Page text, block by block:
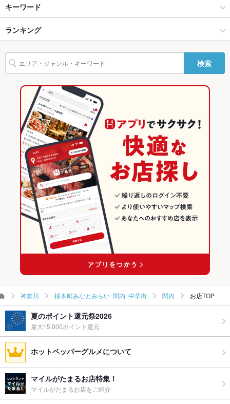
バリアフリ
ー
駐車場
その他設備
その他
なし
食べ放題 なし
焼酎充実、日本酒充実
お子様連れ お子様連れOK
ウェディン
グパーティ
ー二次会
－
－
桜木町みなとみらい･関内･中華街 × 和食
桜木町みなとみらい･関内･中華街 × 焼き鳥・鶏料理
関内駅 × 和食
関内駅 × 焼き鳥・鶏料理
関内 × 和食
関内 × 焼き鳥・鶏料理
神奈川
神奈川 × 和食
神奈川 × 焼き鳥・鶏料理
関内駅
日本大通り駅
キーワード
手羽先 からあげ
ランキング
神奈川のグルメランキング
神奈川の和食ランキング
神奈川の焼き鳥・鶏料理ランキング
桜木町みなとみらい･関内･中華街のグルメランキング
桜木町みなとみらい･関内･中華街の和食ランキング
桜木町みなとみらい･関内･中華街の焼き鳥・鶏料理ランキング
関内のグルメランキング
関内の和食ランキング
関内の焼き鳥・鶏料理ランキング
検索
神奈川 桜木町みなとみらい･関内･中華街 関内 お店TOP
夏のポイント還元祭2026
最大15,000ポイント還元
ホットペッパーグルメについて
マイルがたまるお店特集！
マイルがたまるお店をご紹介